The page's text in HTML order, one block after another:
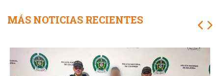
MÁS NOTICIAS RECIENTES